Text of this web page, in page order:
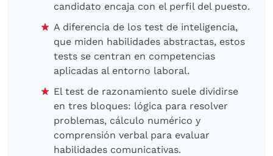
candidato encaja con el perfil del puesto.
A diferencia de los test de inteligencia,
que miden habilidades abstractas, estos
tests se centran en competencias
aplicadas al entorno laboral.
El test de razonamiento suele dividirse
en tres bloques: lógica para resolver
problemas, cálculo numérico y
comprensión verbal para evaluar
habilidades comunicativas.